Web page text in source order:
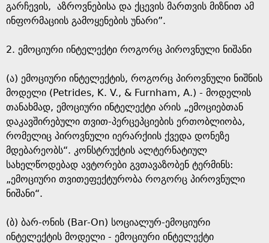
გარჩევის, აზროვნებისა და ქცევის მართვის მიზნით ამ
ინფორმაციის გამოყენების უნარი”.
2. ემოციური ინტელექტი როგორც პიროვნული ნიშანი
(ა) ემოციური ინტელექტის, როგორც პიროვნული ნიშნის
მოდელი (Petrides, K. V., & Furnham, A.) - მოდელის
თანახმად, ემოციური ინტელექტი არის „ემოციებთან
დაკავშირებული თვით-პერცეპციების ერთობლიობა,
რომელიც პიროვნული იერარქიის ქვედა დონეზე
მდებარეობს“. კონსტრუქტის ალტერნატიულ
სახელწოდებად ავტორები გვთავაზობენ ტერმინს:
„ემოციური თვითეფექტურობა როგორც პიროვნული
ნიშანი“.
(ბ) ბარ-ონის (Bar-On) სოციალურ-ემოციური
ინტელექტის მოდელი - ემოციური ინტელექტი